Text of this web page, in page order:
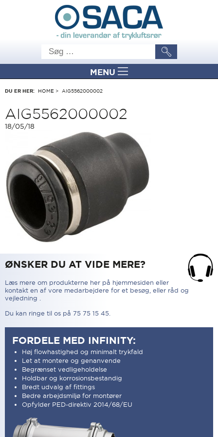
MENU
DU ER HER: HOME > AIG5562000002
AIG5562000002
18/05/18
ØNSKER DU AT VIDE MERE?
Læs mere om produkterne her på hjemmesiden eller
kontakt en af vore medarbejdere for et besøg, eller råd og
vejledning .
Du kan ringe til os på 75 75 15 45.
FORDELE MED INFINITY:
Høj flowhastighed og minimalt trykfald
Let at montere og genanvende
Begrænset vedligeholdelse
Holdbar og korrosionsbestandig
Bredt udvalg af fittings
Bedre arbejdsmiljø for montører
Opfylder PED-direktiv 2014/68/EU